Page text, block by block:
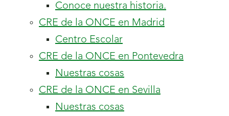
Conoce nuestra historia.
CRE de la ONCE en Madrid
hijo.
Centro Escolar
CRE de la ONCE en Pontevedra
Nuestras cosas
CRE de la ONCE en Sevilla
Nuestras cosas